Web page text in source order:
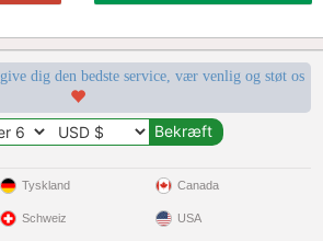
dig den bedste service, vær venlig og støt os
Tyskland
Schweiz
Canada
USA